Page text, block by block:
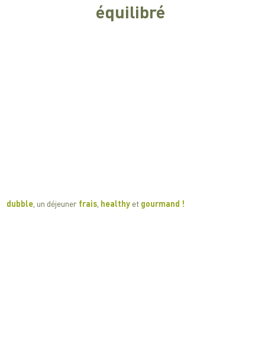
​​dubble , un déjeuner frais healthy et gourmand !
équilibré